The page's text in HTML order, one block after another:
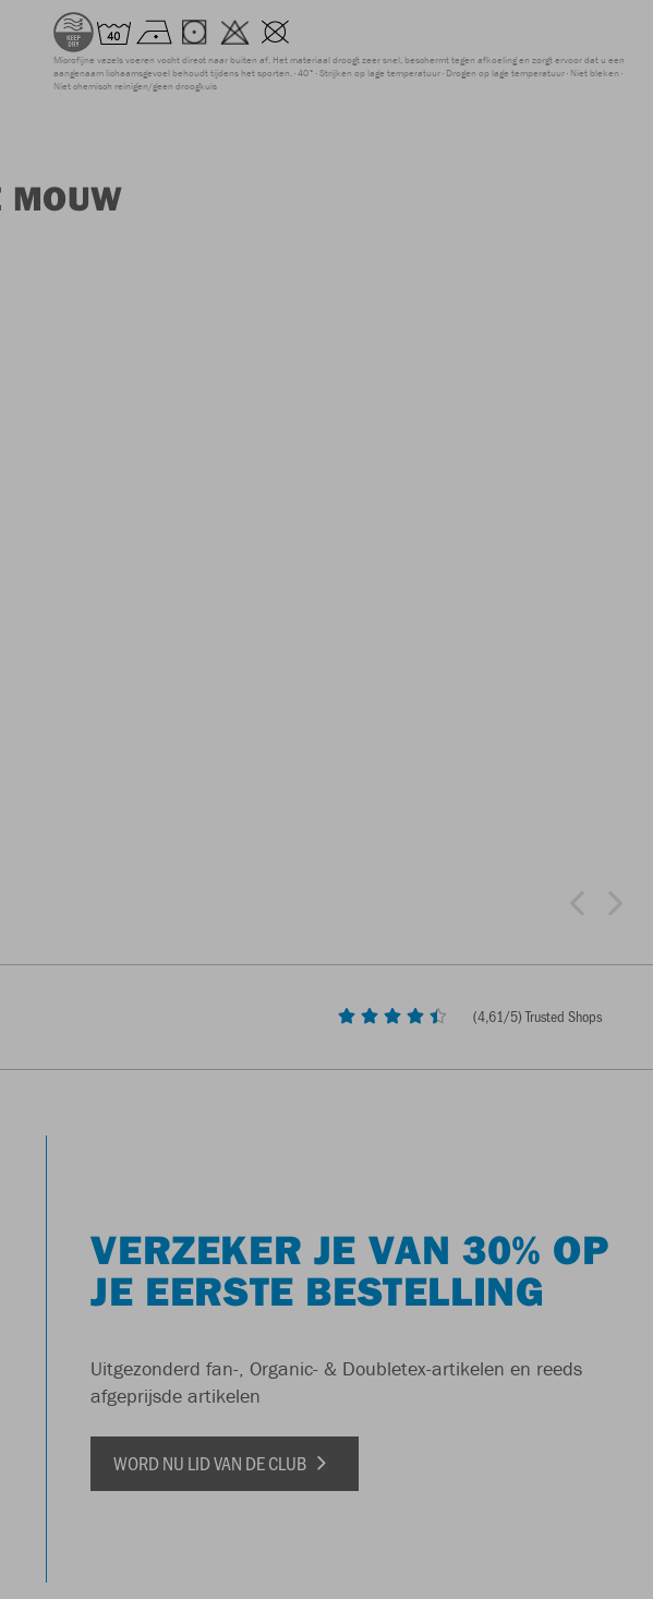
Microfijne vezels voeren vocht direct naar buiten af. Het materiaal droogt zeer snel, beschermt tegen afkoeling en zorgt ervoor dat u een
aangenaam lichaamsgevoel behoudt tijdens het sporten. 40° Strijken op lage temperatuur Drogen op lage temperatuur Niet bleken
Niet chemisch reinigen/geen droogkuis
MOUW
(4,61/5) Trusted Shops
VERZEKER JE VAN 30% OP
JE EERSTE BESTELLING
Uitgezonderd fan-, Organic- & Doubletex-artikelen en reeds
afgeprijsde artikelen
WORD NU LID VAN DE CLUB